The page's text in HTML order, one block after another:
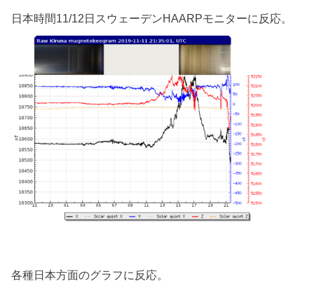
日本時間11/12日スウェーデンHAARPモニターに反応。
各種日本方面のグラフに反応。